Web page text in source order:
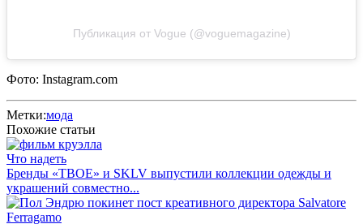
Публикация от Vogue (@voguemagazine)
Фото: Instagram.com
Метки:мода
Похожие статьи
Что надеть
Бренды «ТВОЕ» и SKLV выпустили коллекции одежды и
украшений совместно...